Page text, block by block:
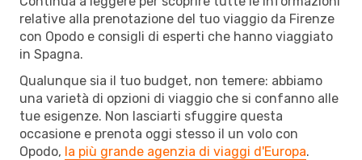
relative alla prenotazione del tuo viaggio da Firenze
con Opodo e consigli di esperti che hanno viaggiato
in Spagna.
Qualunque sia il tuo budget, non temere: abbiamo
una varietà di opzioni di viaggio che si confanno alle
tue esigenze. Non lasciarti sfuggire questa
occasione e prenota oggi stesso il un volo con
Opodo, la più grande agenzia di viaggi d'Europa.